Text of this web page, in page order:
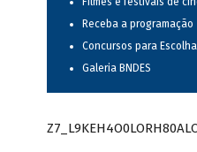
Receba a programação
Concursos para
Galeria BNDES